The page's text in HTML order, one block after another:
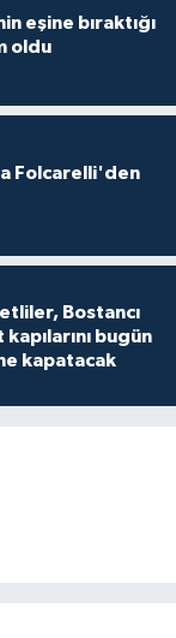
eşine bıraktığı
oldu
Folcarelli'den
Bostancı
bugün
kapatacak